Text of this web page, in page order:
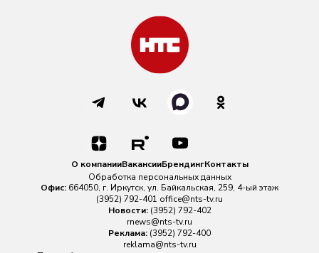
О компанииВакансииБрендингКонтакты
Обработка персональных данных
Офис: 664050, г. Иркутск, ул. Байкальская, 259, 4-ый этаж
(3952) 792-401 office@nts-tv.ru
Новости: (3952) 792-402
rnews@nts-tv.ru
Реклама: (3952) 792-400
reklama@nts-tv.ru